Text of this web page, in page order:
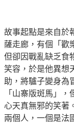
故事起點是來自於
薩走廊，有個「歡
但卻因戰亂缺乏食
笑容，於是他異想
助，將驢子變身為
「山寨版斑馬」
心天真無邪的笑著
兩個人，一個是法